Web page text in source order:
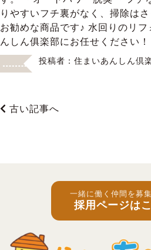
りやすいフチ裏がなく、掃除は
お勧めな商品です♪ 水回りのリ
んしん俱楽部にお任せください！
投稿者： 住まいあんしん倶
古い記事へ
一緒に働く仲間を募
採用ページは